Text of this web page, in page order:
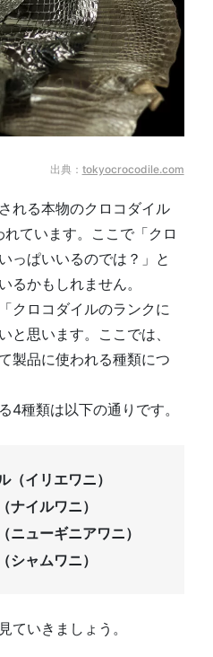
出典： tokyocrocodile.com
れる本物のクロコダイル
れています。ここで「クロ
っぱいいるのでは？」と
るかもしれません。
クロコダイルのランクに
と思います。ここでは、
製品に使われる種類につ
4種類は以下の通りです。
（イリエワニ）
ナイルワニ）
ニューギニアワニ）
シャムワニ）
ていきましょう。